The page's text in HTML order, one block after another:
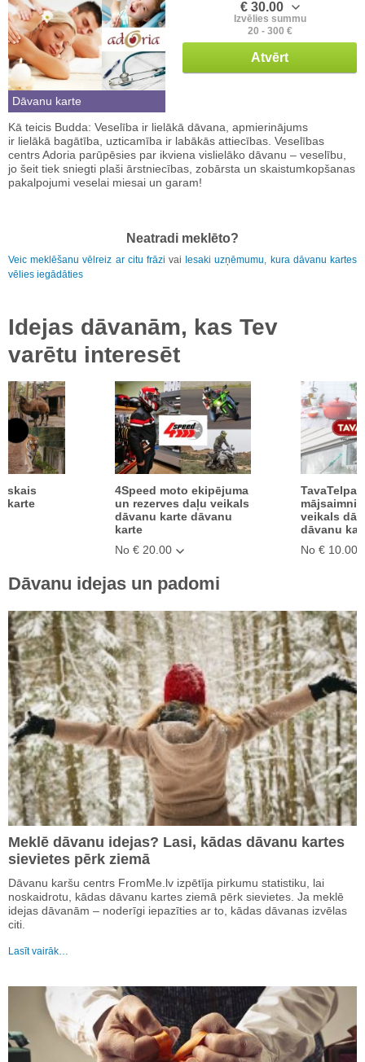
Dāvanu karte
€ 30.00
Izvēlies summu
20 - 300 €
Atvērt
Kā teicis Budda: Veselība ir lielākā dāvana, apmierinājums
ir lielākā bagātība, uzticamība ir labākās attiecības. Veselības
centrs Adoria parūpēsies par ikviena vislielāko dāvanu – veselību,
jo šeit tiek sniegti plaši ārstniecības, zobārsta un skaistumkopšanas
pakalpojumi veselai miesai un garam!
Neatradi meklēto?
Veic meklēšanu vēlreiz ar citu frāzi vai Iesaki uzņēmumu, kura dāvanu kartes
vēlies iegādāties
Idejas dāvanām, kas Tev
varētu interesēt
karte
4Speed moto ekipējuma
un rezerves daļu veikals
dāvanu karte dāvanu
karte
No € 20.00
veikals
dāvanu
No € 10.00
Dāvanu idejas un padomi
Meklē dāvanu idejas? Lasi, kādas dāvanu kartes
sievietes pērk ziemā
Dāvanu karšu centrs FromMe.lv izpētīja pirkumu statistiku, lai
noskaidrotu, kādas dāvanu kartes ziemā pērk sievietes. Ja meklē
idejas dāvanām – noderīgi iepazīties ar to, kādas dāvanas izvēlas
citi.
Lasīt vairāk…